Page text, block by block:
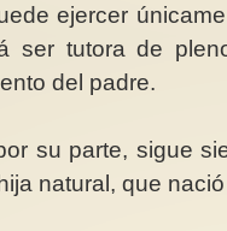
ejercer
ser tutora de
del padre.
su parte, sigue
natural, que
El estudio
economía de